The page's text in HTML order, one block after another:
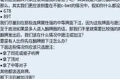
那么，其实我们更应该侧重在不能c-bet的情况中，假如你什么都
● 678
● 89T
我们尽量别在那些连牌属性强的中等牌面下注，因为这些牌面与
至于底池如果是多人进入翻牌圈的话，那我们手里就需要比较强
翻牌发出后，我们该在什么情况中跟注或加注？
要是有人比你先在翻牌圈下注怎么办？
下面这些情况你应该只选跟注：
●拿了同花或顺子听牌
●拿了顶对
●拿了中等对子
其他都该选弃牌。
那下注后被加注呢？